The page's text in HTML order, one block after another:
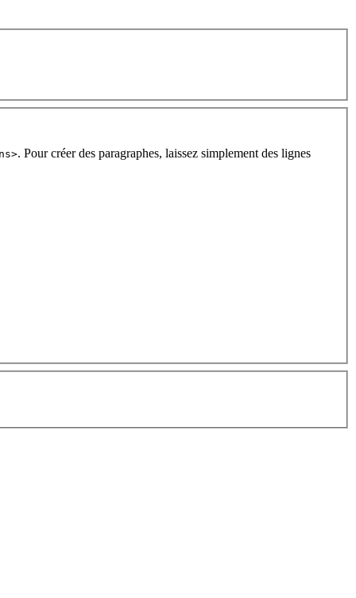
. Pour créer des paragraphes, laissez simplement des lignes